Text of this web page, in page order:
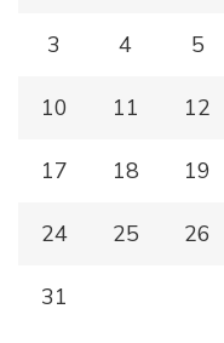
3 4 5
10 11 12
17 18 19
24 25 26
31